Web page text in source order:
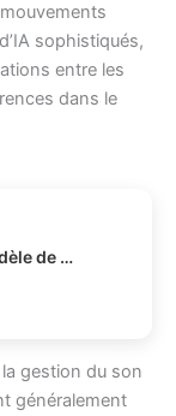
sophistiqués,
entre les
dans le
Comment lancer un modèle de codage local avec llama.cpp ?
gestion du son
généralement